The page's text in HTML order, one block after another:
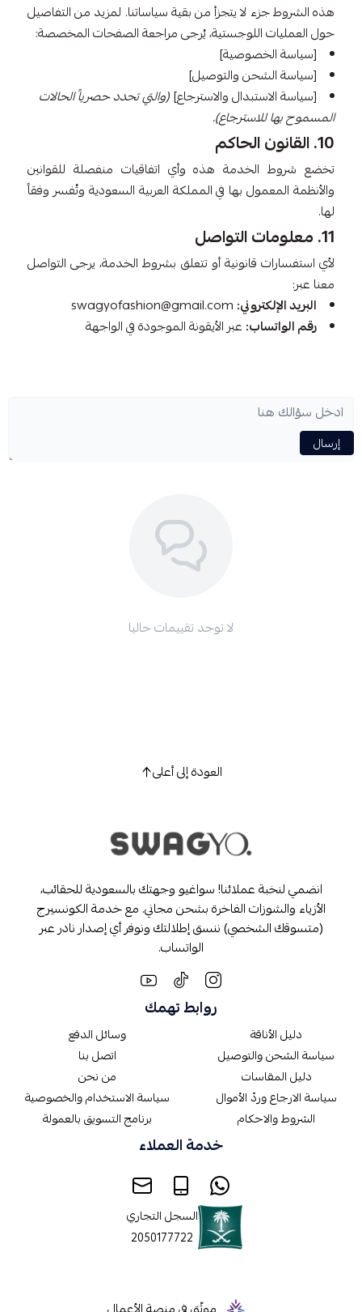
هذه الشروط جزء لا يتجزأ من بقية سياساتنا. لمزيد من التفاصيل
حول العمليات اللوجستية، يُرجى مراجعة الصفحات المخصصة:
[سياسة الخصوصية]
[سياسة الشحن والتوصيل]
[سياسة الاستبدال والاسترجاع](والتي تحدد حصرياً الحالات
المسموح بها للاسترجاع).
10. القانون الحاكم
تخضع شروط الخدمة هذه وأي اتفاقيات منفصلة للقوانين
والأنظمة المعمول بها في المملكة العربية السعودية وتُفسر وفقاً
لها.
11. معلومات التواصل
لأي استفسارات قانونية أو تتعلق بشروط الخدمة، يرجى التواصل
معنا عبر:
البريد الإلكتروني:swagyofashion@gmail.com
رقم الواتساب:عبر الأيقونة الموجودة في الواجهة
إرسال
لا توجد تقييمات حاليا
العودة إلى أعلى
انضمي لنخبة عملائنا! سواغيو وجهتك بالسعودية للحقائب،
الأزياء والشوزات الفاخرة بشحن مجاني. مع خدمة الكونسيرج
(متسوقك الشخصي) ننسق إطلالتك ونوفر أي إصدار نادر عبر
الواتساب.
روابط تهمك
دليل الأناقة
سياسة الشحن والتوصيل
دليل المقاسات
سياسة الارجاع وردّ الأموال
الشروط والاحكام
وسائل الدفع
اتصل بنا
من نحن
سياسة الاستخدام والخصوصية
برنامج التسويق بالعمولة
خدمة العملاء
السجل التجاري
2050177722